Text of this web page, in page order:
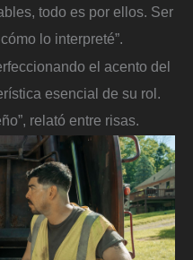
todo es por ellos. Ser
lo interpreté”.
el acento del
esencial de su rol.
relató entre risas.